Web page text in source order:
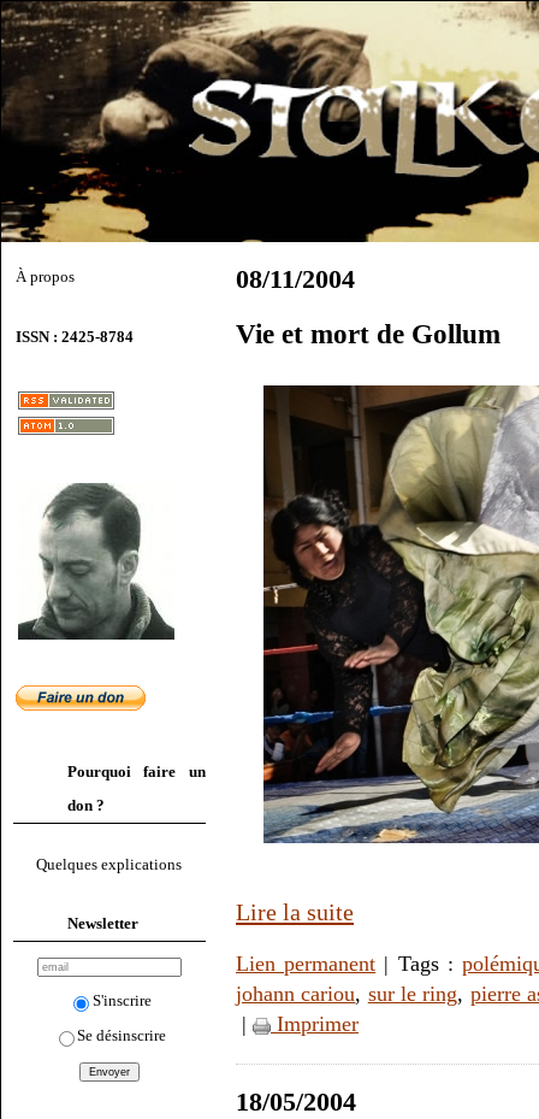
À propos
ISSN : 2425-8784
Pourquoi faire un
don ?
Quelques explications
Newsletter
S'inscrire
Se désinscrire
08/11/2004
Vie et mort de Gollum
Lire la suite
Lien permanent | Tags :
johann cariou, sur le ring, pierre
|
Imprimer
18/05/2004